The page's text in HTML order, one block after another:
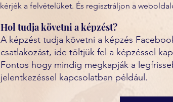
kérjék a felvételüket. És regisztráljon a
Hol tudja követni a képzést?
A képzést tudja követni a képzés
csatlakozást, ide töltjük fel a képzéssel
Fontos hogy mindig megkapják a
jelentkezéssel kapcsolatban például.